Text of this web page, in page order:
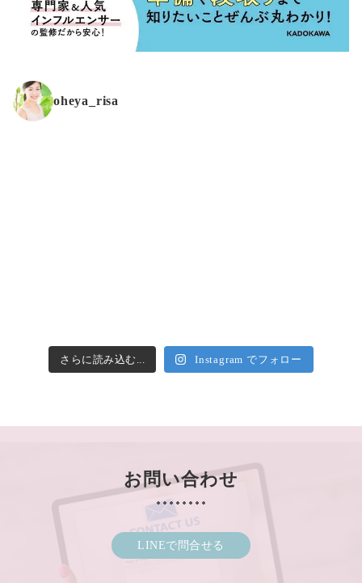
oheya_risa
さらに読み込む... Instagram でフォロー
お問い合わせ
LINEで問合せる